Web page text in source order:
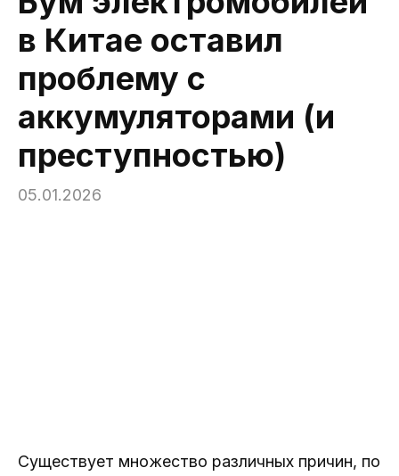
в Китае оставил
проблему с
аккумуляторами (и
преступностью)
05.01.2026
Существует множество различных причин, по